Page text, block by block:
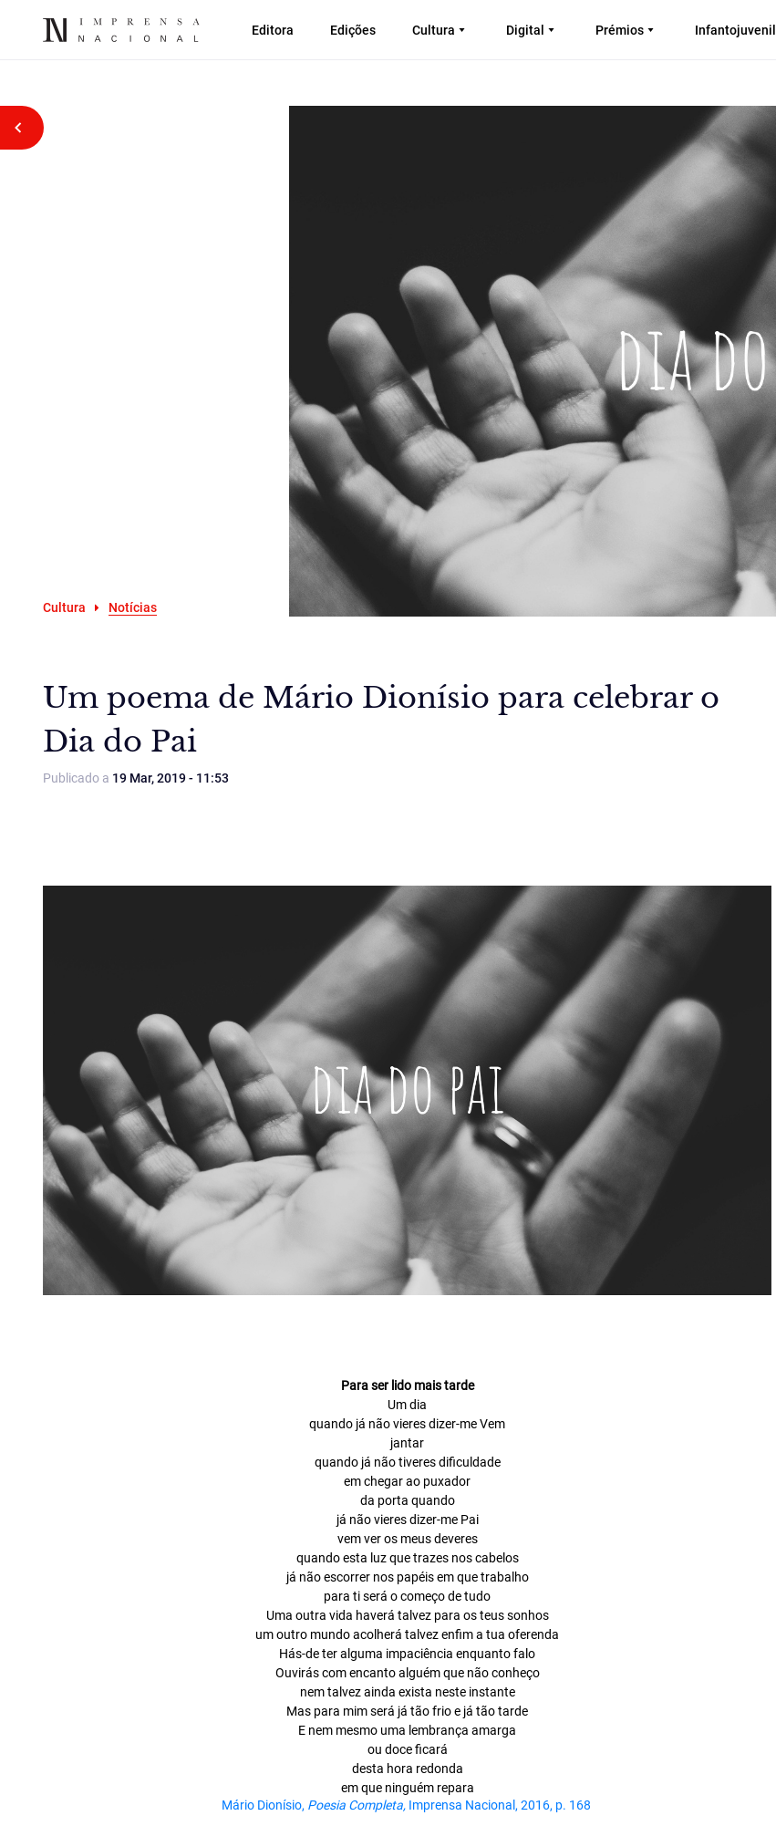
Editora Edições Cultura Digital Prémios Infantojuvenil
Voltar atrás
Cultura Notícias
Um poema de Mário Dionísio para celebrar o
Dia do Pai
Publicado a 19 Mar, 2019 - 11:53
Para ser lido mais tarde
Um dia
quando já não vieres dizer-me Vem
jantar
quando já não tiveres dificuldade
em chegar ao puxador
da porta quando
já não vieres dizer-me Pai
vem ver os meus deveres
quando esta luz que trazes nos cabelos
já não escorrer nos papéis em que trabalho
para ti será o começo de tudo
Uma outra vida haverá talvez para os teus sonhos
um outro mundo acolherá talvez enfim a tua oferenda
Hás-de ter alguma impaciência enquanto falo
Ouvirás com encanto alguém que não conheço
nem talvez ainda exista neste instante
Mas para mim será já tão frio e já tão tarde
E nem mesmo uma lembrança amarga
ou doce ficará
desta hora redonda
em que ninguém repara
Mário Dionísio, Poesia Completa,Imprensa Nacional, 2016, p. 168